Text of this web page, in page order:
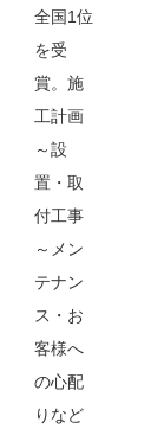
全国1位
を受
賞。施
工計画
～設
置・取
付工事
～メン
テナン
ス・お
客様へ
の心配
りなど